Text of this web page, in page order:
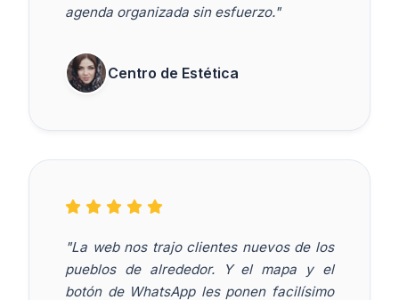
agenda organizada sin esfuerzo."
Centro de Estética
"La web nos trajo clientes nuevos de los
pueblos de alrededor. Y el mapa y el
botón de WhatsApp les ponen facilísimo